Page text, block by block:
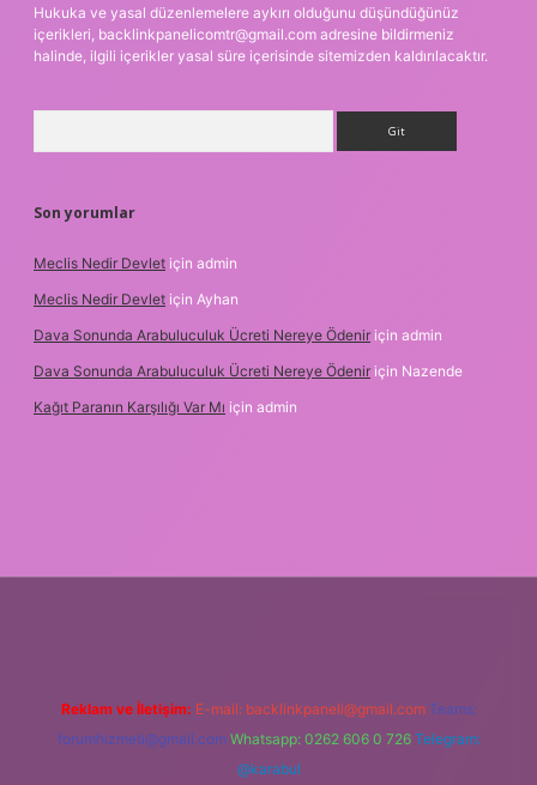
Hukuka ve yasal düzenlemelere aykırı olduğunu düşündüğünüz
içerikleri, backlinkpanelicomtr@gmail.com adresine bildirmeniz
halinde, ilgili içerikler yasal süre içerisinde sitemizden kaldırılacaktır.
Son yorumlar
Meclis Nedir Devlet için admin
Meclis Nedir Devlet için Ayhan
Dava Sonunda Arabuluculuk Ücreti Nereye Ödenir için admin
Dava Sonunda Arabuluculuk Ücreti Nereye Ödenir için Nazende
Kağıt Paranın Karşılığı Var Mı için admin
Reklam ve İletişim: E-mail: backlinkpaneli@gmail.com Teams:
forumhizmeti@gmail.com Whatsapp: 0262 606 0 726 Telegram:
@karabul